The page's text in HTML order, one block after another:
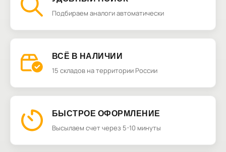
Подбираем аналоги автоматически
ВСЁ В НАЛИЧИИ
15 складов на территории России
БЫСТРОЕ ОФОРМЛЕНИЕ
Высылаем счет через 5-10 минуты